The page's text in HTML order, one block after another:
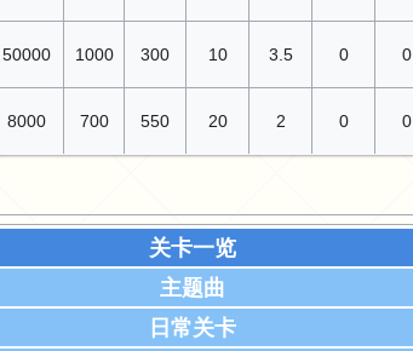
50000 1000 300 10 3.5 0 0
8000 700 550 20 2 0 0
关卡一览
主题曲
日常关卡